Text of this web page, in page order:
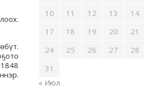
10
11 12 13 14
17
18 19 20 21
24
25 26 27 28
31
« Июл